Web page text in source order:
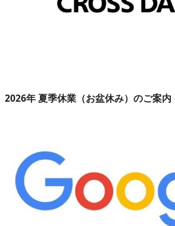
2026年 夏季休業（お盆休み）のご案内